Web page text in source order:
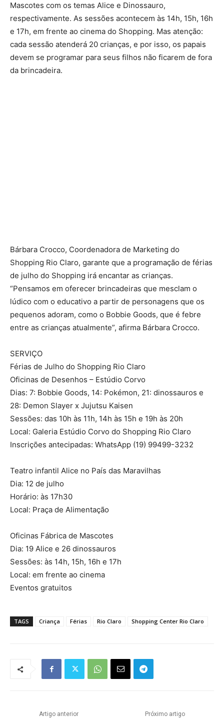
Mascotes com os temas Alice e Dinossauro,
respectivamente. As sessões acontecem às 14h, 15h, 16h
e 17h, em frente ao cinema do Shopping. Mas atenção:
cada sessão atenderá 20 crianças, e por isso, os papais
devem se programar para seus filhos não ficarem de fora
da brincadeira.
Bárbara Crocco, Coordenadora de Marketing do
Shopping Rio Claro, garante que a programação de férias
de julho do Shopping irá encantar as crianças.
“Pensamos em oferecer brincadeiras que mesclam o
lúdico com o educativo a partir de personagens que os
pequenos adoram, como o Bobbie Goods, que é febre
entre as crianças atualmente”, afirma Bárbara Crocco.
SERVIÇO
Férias de Julho do Shopping Rio Claro
Oficinas de Desenhos – Estúdio Corvo
Dias: 7: Bobbie Goods, 14: Pokémon, 21: dinossauros e
28: Demon Slayer x Jujutsu Kaisen
Sessões: das 10h às 11h, 14h às 15h e 19h às 20h
Local: Galeria Estúdio Corvo do Shopping Rio Claro
Inscrições antecipadas: WhatsApp (19) 99499-3232
Teatro infantil Alice no País das Maravilhas
Dia: 12 de julho
Horário: às 17h30
Local: Praça de Alimentação
Oficinas Fábrica de Mascotes
Dia: 19 Alice e 26 dinossauros
Sessões: às 14h, 15h, 16h e 17h
Local: em frente ao cinema
Eventos gratuitos
TAGS Criança Férias Rio Claro Shopping Center Rio Claro
Artigo anterior Próximo artigo